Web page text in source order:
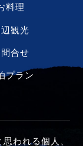
料理
観光
合せ
プラン
われる個人、